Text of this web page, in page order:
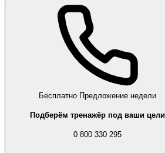
Бесплатно Предложение недели
Подберём тренажёр под ваши цели
0 800 330 295